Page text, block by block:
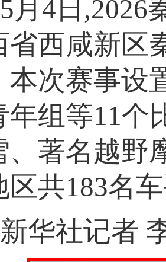
日,2026秦
省西咸新区
本次赛事设
年组等11个
、著名越野
区共183名
社记者